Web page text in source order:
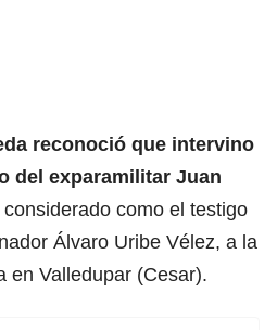
reconoció que intervino
del exparamilitar Juan
considerado como el testigo
Álvaro Uribe Vélez, a la
en Valledupar (Cesar).